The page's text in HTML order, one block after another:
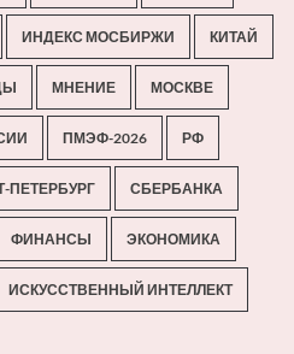
ИНДЕКС МОСБИРЖИ КИТАЙ
МНЕНИЕ МОСКВЕ
ПМЭФ-2026 РФ
ПЕТЕРБУРГ СБЕРБАНКА
ФИНАНСЫ ЭКОНОМИКА
ИСКУССТВЕННЫЙ ИНТЕЛЛЕКТ